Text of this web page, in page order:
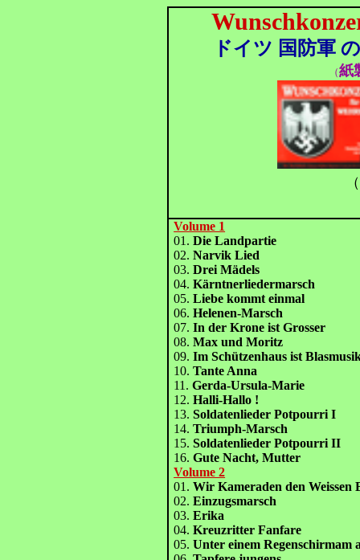
ドイツ 国防軍
（紙
Volume 1
01.Die Landpartie
02.Narvik Lied
03. Drei Mädels
04. Kärntnerliedermarsch
05. Liebe kommt einmal
06. Helenen-Marsch
07. In der Krone ist Grosser
08. Max und Moritz
09. Im Schützenhaus ist
10.Tante Anna
11.Gerda-Ursula-Marie
12.Halli-Hallo !
13. Soldatenlieder Potpourri I
14.Triumph-Marsch
15. Soldatenlieder Potpourri II
16. Gute Nacht, Mutter
Volume 2
01.Wir Kameraden den Weissen
02.Einzugsmarsch
03. Erika
04. Kreuzritter Fanfare
05. Unter einem Regenschirmam